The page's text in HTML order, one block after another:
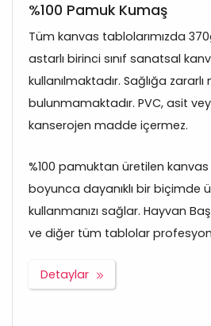
%100 Pamuk Kumaş
Tüm kanvas tablolarımızda
astarlı birinci sınıf sanatsal
kullanılmaktadır. Sağlığa
bulunmamaktadır. PVC, asit
kanserojen madde içermez.
%100 pamuktan üretilen kanvas
boyunca dayanıklı bir biçimde
kullanmanızı sağlar. Hayvan
ve diğer tüm tablolar
Detaylar